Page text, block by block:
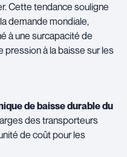
Cette tendance souligne
demande mondiale,
à une surcapacité de
pression à la baisse sur les
de baisse durable du
des transporteurs
de coût pour les